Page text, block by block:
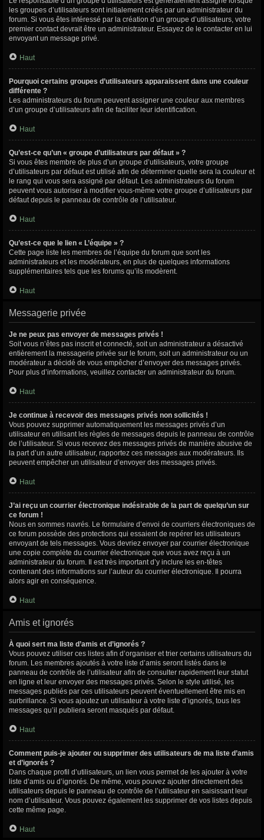
les groupes d’utilisateurs sont initialement créés par un administrateur du
forum. Si vous êtes intéressé par la création d’un groupe d’utilisateurs, votre
premier contact devrait être un administrateur. Essayez de le contacter en lui
envoyant un message privé.
Haut
Pourquoi certains groupes d’utilisateurs apparaissent dans une couleur
différente ?
Les administrateurs du forum peuvent assigner une couleur aux membres
d’un groupe d’utilisateurs afin de faciliter leur identification.
Haut
Qu’est-ce qu’un « groupe d’utilisateurs par défaut » ?
Si vous êtes membre de plus d’un groupe d’utilisateurs, votre groupe
d’utilisateurs par défaut est utilisé afin de déterminer quelle sera la couleur et
le rang qui vous sera assigné par défaut. Les administrateurs du forum
peuvent vous autoriser à modifier vous-même votre groupe d’utilisateurs par
défaut depuis le panneau de contrôle de l’utilisateur.
Haut
Qu’est-ce que le lien « L’équipe » ?
Cette page liste les membres de l’équipe du forum que sont les
administrateurs et les modérateurs, en plus de quelques informations
supplémentaires tels que les forums qu’ils modèrent.
Haut
Messagerie privée
Je ne peux pas envoyer de messages privés !
Soit vous n’êtes pas inscrit et connecté, soit un administrateur a désactivé
entièrement la messagerie privée sur le forum, soit un administrateur ou un
modérateur a décidé de vous empêcher d’envoyer des messages privés.
Pour plus d’informations, veuillez contacter un administrateur du forum.
Haut
Je continue à recevoir des messages privés non sollicités !
Vous pouvez supprimer automatiquement les messages privés d’un
utilisateur en utilisant les règles de messages depuis le panneau de contrôle
de l’utilisateur. Si vous recevez des messages privés de manière abusive de
la part d’un autre utilisateur, rapportez ces messages aux modérateurs. Ils
peuvent empêcher un utilisateur d’envoyer des messages privés.
Haut
J’ai reçu un courrier électronique indésirable de la part de quelqu’un sur
ce forum !
Nous en sommes navrés. Le formulaire d’envoi de courriers électroniques de
ce forum possède des protections qui essaient de repérer les utilisateurs
envoyant de tels messages. Vous devriez envoyer par courrier électronique
une copie complète du courrier électronique que vous avez reçu à un
administrateur du forum. Il est très important d’y inclure les en-têtes
contenant des informations sur l’auteur du courrier électronique. Il pourra
alors agir en conséquence.
Haut
Amis et ignorés
À quoi sert ma liste d’amis et d’ignorés ?
Vous pouvez utiliser ces listes afin d’organiser et trier certains utilisateurs du
forum. Les membres ajoutés à votre liste d’amis seront listés dans le
panneau de contrôle de l’utilisateur afin de consulter rapidement leur statut
en ligne et leur envoyer des messages privés. Selon le style utilisé, les
messages publiés par ces utilisateurs peuvent éventuellement être mis en
surbrillance. Si vous ajoutez un utilisateur à votre liste d’ignorés, tous les
messages qu’il publiera seront masqués par défaut.
Haut
Comment puis-je ajouter ou supprimer des utilisateurs de ma liste d’amis
et d’ignorés ?
Dans chaque profil d’utilisateurs, un lien vous permet de les ajouter à votre
liste d’amis ou d’ignorés. De même, vous pouvez ajouter directement des
utilisateurs depuis le panneau de contrôle de l’utilisateur en saisissant leur
nom d’utilisateur. Vous pouvez également les supprimer de vos listes depuis
cette même page.
Haut